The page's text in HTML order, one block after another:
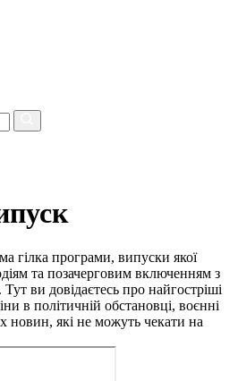
гілка програми, випуски якої
та позачерговим включенням з
ви довідаєтесь про найгостріші
в політичній обстановці, воєнні
новин, які не можуть чекати на